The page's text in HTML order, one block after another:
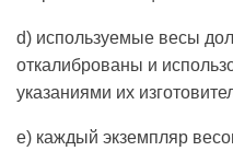
d) используемые весы
откалиброваны и
указаниями их
е) каждый экземпляр